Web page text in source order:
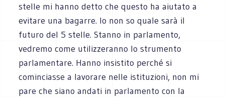
stelle mi hanno detto che questo ha aiutato a
evitare una bagarre. Io non so quale sarà il
futuro del 5 stelle. Stanno in parlamento,
vedremo come utilizzeranno lo strumento
parlamentare. Hanno insistito perché si
cominciasse a lavorare nelle istituzioni, non mi
pare che siano andati in parlamento con la